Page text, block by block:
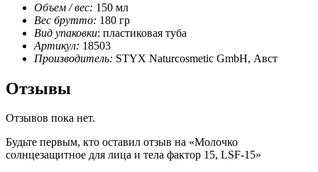
Объем / вес: 150 мл
Вес брутто: 180 гр
Вид упаковки: пластиковая туба
Артикул: 18503
Производитель: STYX Naturcosmetic GmbH, Авст
Отзывы
Отзывов пока нет.
Будьте первым, кто оставил отзыв на «Молочко
солнцезащитное для лица и тела фактор 15, LSF-15»